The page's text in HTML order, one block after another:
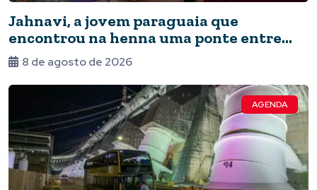
Jahnavi, a jovem paraguaia que
encontrou na henna uma ponte entre
culturas
8 de agosto de 2026
AGENDA